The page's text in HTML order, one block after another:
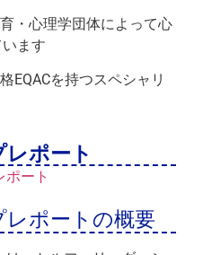
・心理学団体によって心
ます
EQACを持つスペシャリ
ポート
ポート
レポートの概要